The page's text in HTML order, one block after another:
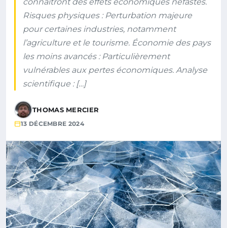
Risques physiques : Perturbation majeure
pour certaines industries, notamment
l’agriculture et le tourisme. Économie des pays
les moins avancés : Particulièrement
vulnérables aux pertes économiques. Analyse
scientifique : […]
THOMAS MERCIER
13 DÉCEMBRE 2024